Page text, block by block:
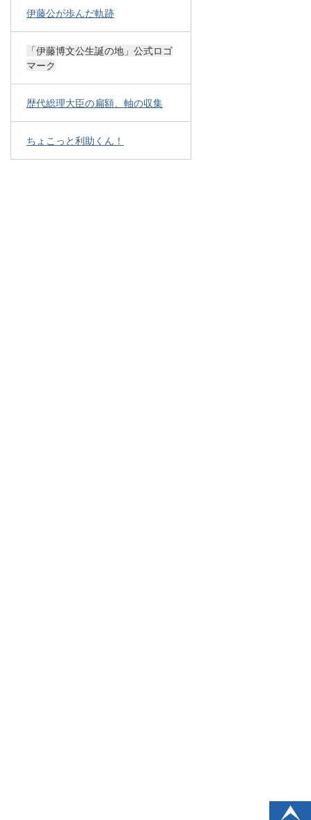
伊藤公が歩んだ軌跡
「伊藤博文公生誕の地」公式ロゴ
マーク
歴代総理大臣の扁額、軸の収集
ちょこっと利助くん！